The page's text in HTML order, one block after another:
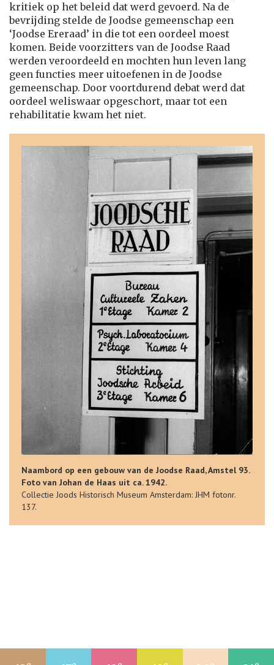
kritiek op het beleid dat werd gevoerd. Na de
bevrijding stelde de Joodse gemeenschap een
‘Joodse Ereraad’ in die tot een oordeel moest
komen. Beide voorzitters van de Joodse Raad
werden veroordeeld en mochten hun leven lang
geen functies meer uitoefenen in de Joodse
gemeenschap. Door voortdurend debat werd dat
oordeel weliswaar opgeschort, maar tot een
rehabilitatie kwam het niet.
Naambord op een gebouw van de Joodse Raad, Amstel 93.
Foto van Johan de Haas uit ca. 1942.
Collectie Joods Historisch Museum Amsterdam: JHM fotonr.
137.